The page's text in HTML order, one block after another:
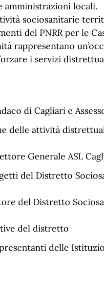
amministrazioni locali.
sociosanitarie
del PNRR per le
rappresentano
i servizi
di Cagliari e
delle attività
Generale ASL
del Distretto
del Distretto
del distretto
delle